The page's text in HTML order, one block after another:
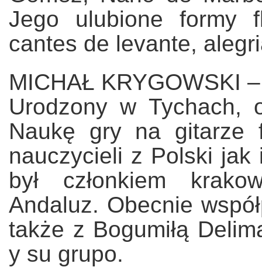
Jego ulubione formy
cantes de levante,
MICHAŁ KRYGOWSKI
Urodzony w Tychach,
Naukę gry na gitarze
nauczycieli z Polski
był członkiem
Andaluz. Obecnie
także z Bogumiłą
y su grupo.